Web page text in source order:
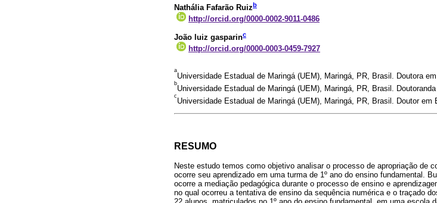
Nathália Fafarão Ruizb
http://orcid.org/0000-0002-9011-0486
João luiz gasparinc
http://orcid.org/0000-0003-0459-7927
a
Universidade Estadual de Maringá (UEM), Maringá, PR, Brasil. Doutora
b
Universidade Estadual de Maringá (UEM), Maringá, PR, Brasil.
c
Universidade Estadual de Maringá (UEM), Maringá, PR, Brasil. Doutor
RESUMO
Neste estudo temos como objetivo analisar o processo de apropriação de
ocorre seu aprendizado em uma turma de 1º ano do ensino fundamental.
ocorre a mediação pedagógica durante o processo de ensino e
no qual ocorreu a tentativa de ensino da sequência numérica e o traçado